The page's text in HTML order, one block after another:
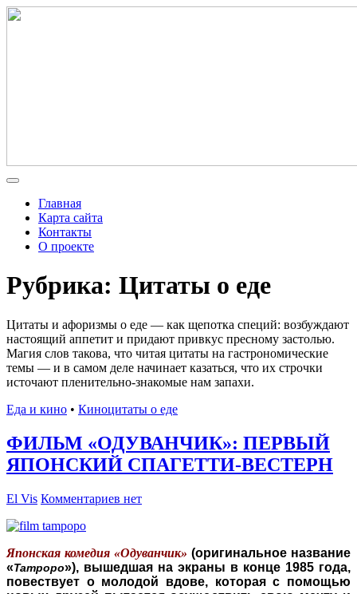
Главная
Карта сайта
Контакты
О проекте
Рубрика: Цитаты о еде
Цитаты и афоризмы о еде — как щепотка специй: возбуждают
настоящий аппетит и придают привкус пресному застолью.
Магия слов такова, что читая цитаты на гастрономические
темы — и в самом деле начинает казаться, что их строчки
источают пленительно-знакомые нам запахи.
Еда и кино • Киноцитаты о еде
ФИЛЬМ «ОДУВАНЧИК»: ПЕРВЫЙ
ЯПОНСКИЙ СПАГЕТТИ-ВЕСТЕРН
El Vis Комментариев нет
Японская комедия «Одуванчик» (оригинальное название
«Tampopo»), вышедшая на экраны в конце 1985 года,
повествует о молодой вдове, которая с помощью